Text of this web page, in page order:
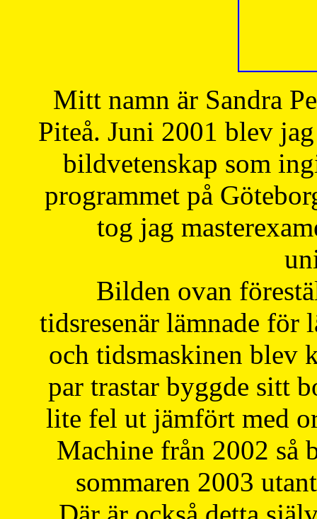
Mitt namn är Sandra
Piteå. Juni 2001 blev
bildvetenskap som
programmet på
tog jag
Bilden ovan
tidsresenär lämnade för
och tidsmaskinen blev
par trastar byggde sitt
lite fel ut jämfört med
Machine från 2002 så
sommaren 2003